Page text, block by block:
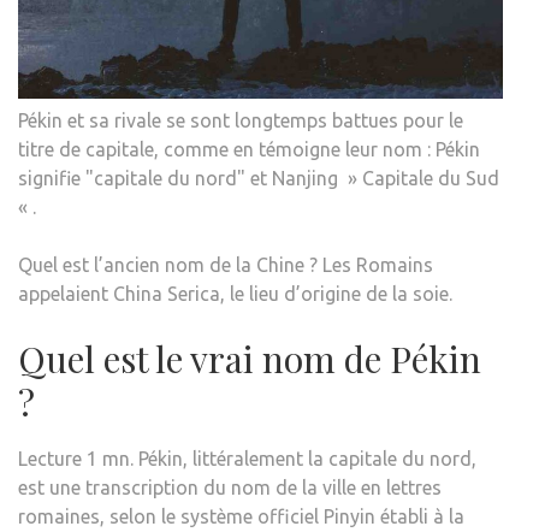
Pékin et sa rivale se sont longtemps battues pour le
titre de capitale, comme en témoigne leur nom : Pékin
signifie "capitale du nord" et Nanjing » Capitale du Sud
« .
Quel est l’ancien nom de la Chine ? Les Romains
appelaient China Serica, le lieu d’origine de la soie.
Quel est le vrai nom de Pékin
?
Lecture 1 mn. Pékin, littéralement la capitale du nord,
est une transcription du nom de la ville en lettres
romaines, selon le système officiel Pinyin établi à la